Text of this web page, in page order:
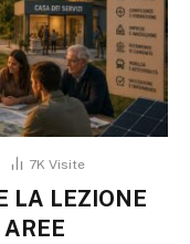
7K Visite
LA LEZIONE
AREE